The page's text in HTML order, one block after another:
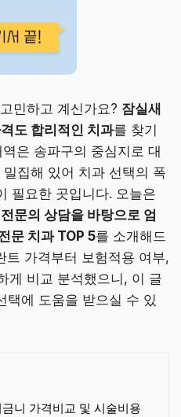
민하고 계신가요? 잠실새
도 합리적인 치과를 찾기
은 송파구의 중심지로 대
집해 있어 치과 선택의 폭
필요한 곳입니다. 오늘은
문의 상담을 바탕으로 엄
문 치과 TOP 5를 소개해드
트 가격부터 보험적용 여부,
게 비교 분석했으니, 이 글
택에 도움을 받으실 수 있
니 가격비교 및 시술비용